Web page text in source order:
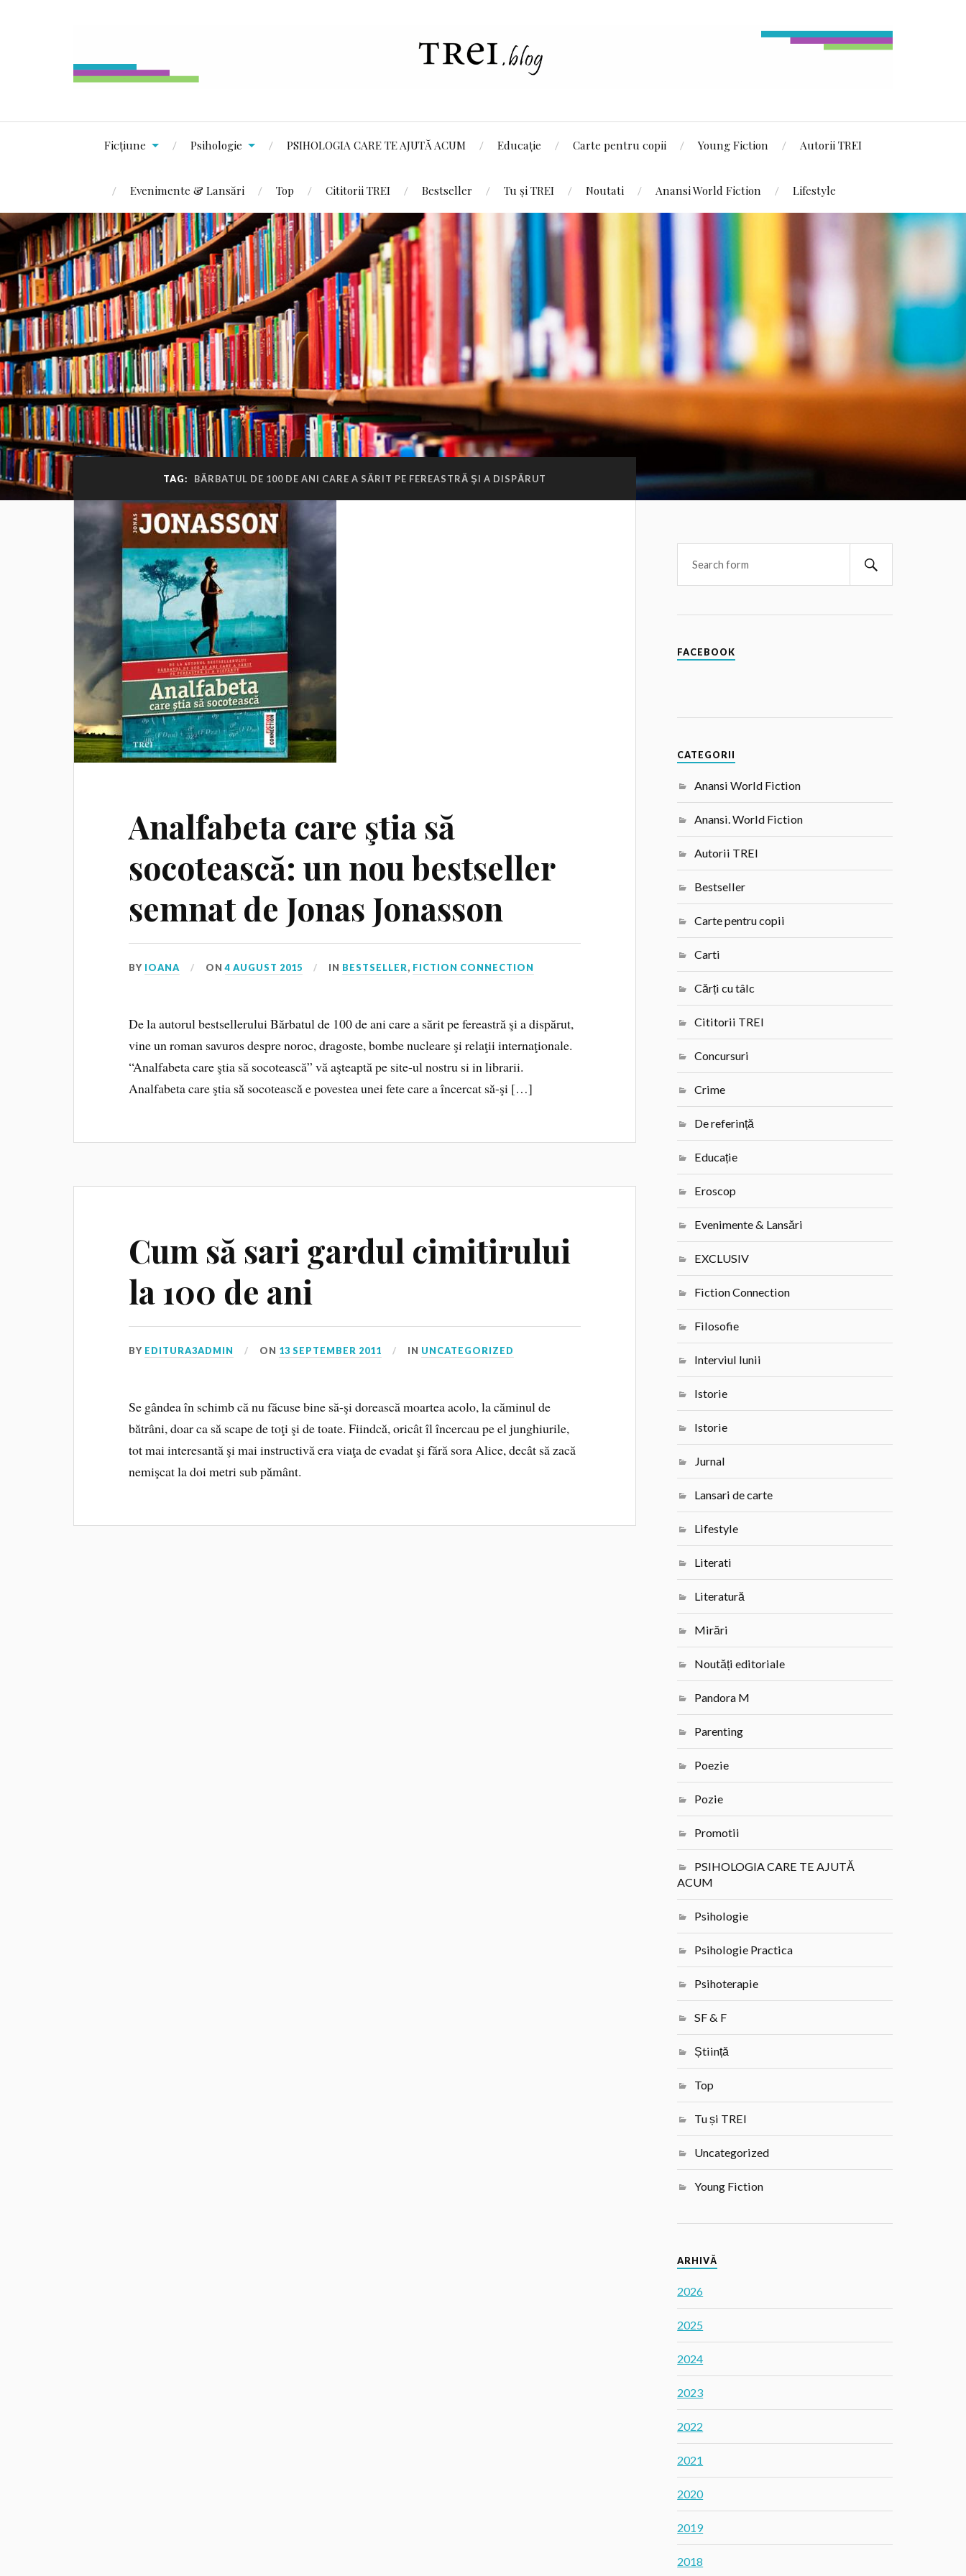
Ficțiune Psihologie PSIHOLOGIA CARE TE AJUTĂ ACUM Educație Carte pentru copii Young Fiction Autorii TREI
Evenimente & Lansări Top Cititorii TREI Bestseller Tu și TREI Noutati Anansi World Fiction Lifestyle
TAG: BĂRBATUL DE 100 DE ANI CARE A SĂRIT PE FEREASTRĂ ŞI A DISPĂRUT
Analfabeta care ştia să
socotească: un nou bestseller
semnat de Jonas Jonasson
BY IOANA ON4 AUGUST 2015 IN BESTSELLER, FICTION CONNECTION
De la autorul bestsellerului Bărbatul de 100 de ani care a sărit pe fereastră şi a dispărut,
vine un roman savuros despre noroc, dragoste, bombe nucleare şi relaţii internaţionale.
“Analfabeta care ştia să socotească” vă aşteaptă pe site-ul nostru si in librarii.
Analfabeta care ştia să socotească e povestea unei fete care a încercat să-şi […]
Cum să sari gardul cimitirului
la 100 de ani
BY EDITURA3ADMIN ON 13 SEPTEMBER 2011 IN UNCATEGORIZED
Se gândea în schimb că nu făcuse bine să-şi dorească moartea acolo, la căminul de
bătrâni, doar ca să scape de toţi şi de toate. Fiindcă, oricât îl încercau pe el junghiurile,
tot mai interesantă şi mai instructivă era viaţa de evadat şi fără sora Alice, decât să zacă
nemişcat la doi metri sub pământ.
FACEBOOK
CATEGORII
Anansi World Fiction
Anansi. World Fiction
Autorii TREI
Bestseller
Carte pentru copii
Carti
Cărți cu tâlc
Cititorii TREI
Concursuri
Crime
De referință
Educație
Eroscop
Evenimente & Lansări
EXCLUSIV
Fiction Connection
Filosofie
Interviul lunii
Istorie
Istorie
Jurnal
Lansari de carte
Lifestyle
Literati
Literatură
Mirări
Noutăți editoriale
Pandora M
Parenting
Poezie
Pozie
Promotii
PSIHOLOGIA CARE TE AJUTĂ
ACUM
Psihologie
Psihologie Practica
Psihoterapie
SF & F
Știință
Top
Tu și TREI
Uncategorized
Young Fiction
ARHIVĂ
2026
2025
2024
2023
2022
2021
2020
2019
2018